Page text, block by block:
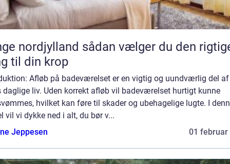
sådan vælger du den rigtige
til din krop
Afløb på badeværelset er en vigtig og uundværlig del af
daglige liv. Uden korrekt afløb vil badeværelset hurtigt kunne
hvilket kan føre til skader og ubehagelige lugte. I
vil vi dykke ned i alt, du bør v...
Jeppesen
01 februar